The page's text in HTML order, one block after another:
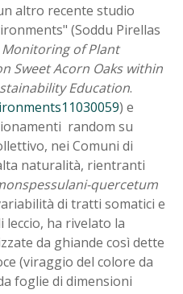
altro recente studio
(Soddu Pirellas
of Plant
Sweet Acorn Oaks within
Education.
) e
random su
nei Comuni di
naturalità, rientranti
quercetum
di tratti somatici e
ha rivelato la
da ghiande così dette
(viraggio del colore da
foglie di dimensioni